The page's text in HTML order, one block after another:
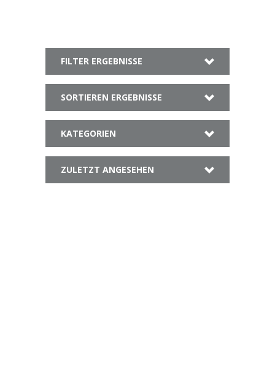
FILTER ERGEBNISSE
SORTIEREN ERGEBNISSE
KATEGORIEN
ZULETZT ANGESEHEN